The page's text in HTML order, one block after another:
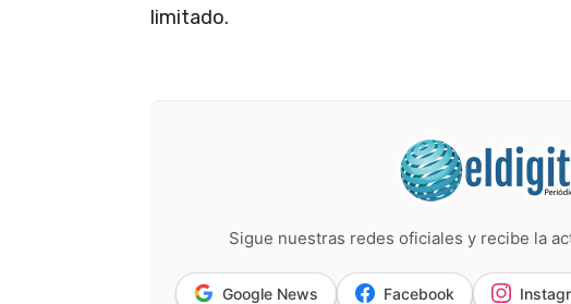
limitado.
Sigue nuestras redes oficiales y recibe la
Google News Facebook